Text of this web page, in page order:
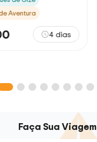
Faça Sua Viagem